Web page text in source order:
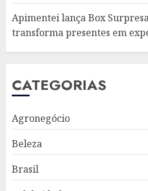
Apimentei lança Box
transforma presentes em
CATEGORIAS
Agronegócio
Beleza
Brasil